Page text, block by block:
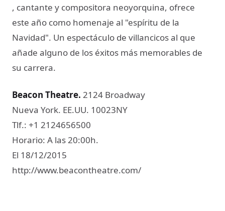
, cantante y compositora neoyorquina, ofrece
este año como homenaje al "espíritu de la
Navidad". Un espectáculo de villancicos al que
añade alguno de los éxitos más memorables de
su carrera.
Beacon Theatre​. 2124 Broadway
Nueva York. EE.UU. 10023NY
Tlf.: +1 2124656500
Horario: A las 20:00h.
El 18/12/2015
http://www.beacontheatre.com/